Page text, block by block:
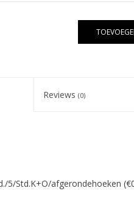
Reviews(0)
Std.K+O/afgerondehoeken